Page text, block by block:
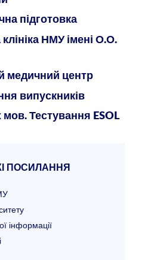
підготовка
НМУ імені О.О.
медичний центр
випускників
мов. Тестування ESOL
ПОСИЛАННЯ
інформації